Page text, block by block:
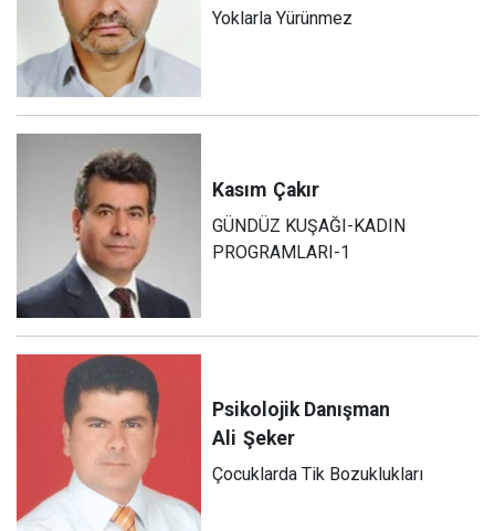
Yoklarla Yürünmez
Kasım Çakır
GÜNDÜZ KUŞAĞI-KADIN
PROGRAMLARI-1
Psikolojik Danışman
Ali Şeker
Çocuklarda Tik Bozuklukları